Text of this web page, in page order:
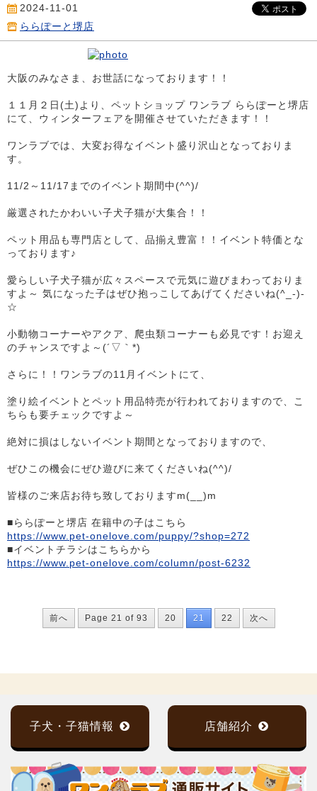
2024-11-01
ららぽーと堺店
大阪のみなさま、お世話になっております！！
１１月２日(土)より、ペットショップ ワンラブ ららぽーと堺店
にて、ウィンターフェアを開催させていただきます！！
ワンラブでは、大変お得なイベント盛り沢山となっておりま
す。
11/2～11/17までのイベント期間中(^^)/
厳選されたかわいい子犬子猫が大集合！！
ペット用品も専門店として、品揃え豊富！！イベント特価とな
っております♪
愛らしい子犬子猫が広々スペースで元気に遊びまわっておりま
すよ～ 気になった子はぜひ抱っこしてあげてくださいね(^_-)-
☆
小動物コーナーやアクア、爬虫類コーナーも必見です！お迎え
のチャンスですよ～(´▽｀*)
さらに！！ワンラブの11月イベントにて、
塗り絵イベントとペット用品特売が行われておりますので、こ
ちらも要チェックですよ～
絶対に損はしないイベント期間となっておりますので、
ぜひこの機会にぜひ遊びに来てくださいね(^^)/
皆様のご来店お待ち致しておりますm(__)m
■ららぽーと堺店 在籍中の子はこちら
https://www.pet-onelove.com/puppy/?shop=272
■イベントチラシはこちらから
https://www.pet-onelove.com/column/post-6232
前へ Page 21 of 93 20 21 22 次へ
子犬・子猫情報 店舗紹介